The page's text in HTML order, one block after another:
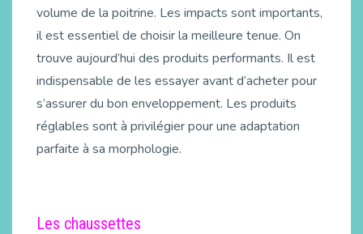
volume de la poitrine. Les impacts sont importants,
il est essentiel de choisir la meilleure tenue. On
trouve aujourd’hui des produits performants. Il est
indispensable de les essayer avant d’acheter pour
s’assurer du bon enveloppement. Les produits
réglables sont à privilégier pour une adaptation
parfaite à sa morphologie.
Les chaussettes